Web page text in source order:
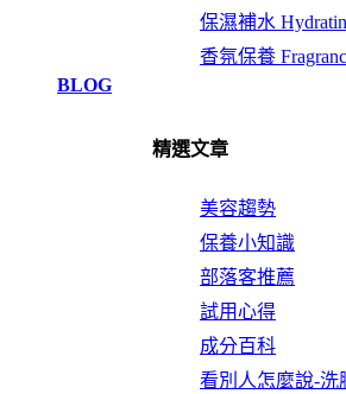
保濕補水
香氛保養
BLOG
精選文章
美容趨勢
保養小知識
部落客推薦
試用心得
成分百科
看別人怎麼說-洗